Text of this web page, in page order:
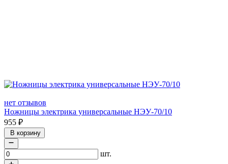
нет отзывов
Ножницы электрика универсальные НЭУ-70/10
955 ₽
В корзину
шт.